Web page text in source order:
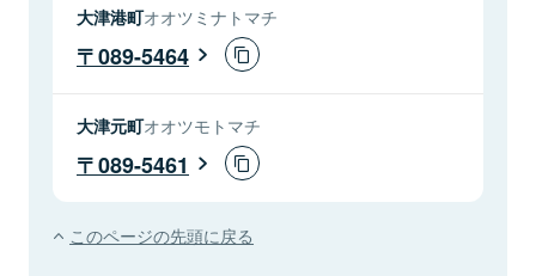
大津港町オオツミナトマチ
089-5464
大津元町オオツモトマチ
089-5461
このページの先頭に戻る